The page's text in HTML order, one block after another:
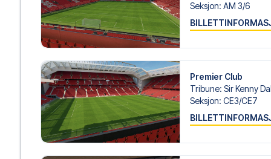
Seksjon: AM 3/​6
Premier Club
Tribune: Sir Kenny
Seksjon: CE3/​CE7